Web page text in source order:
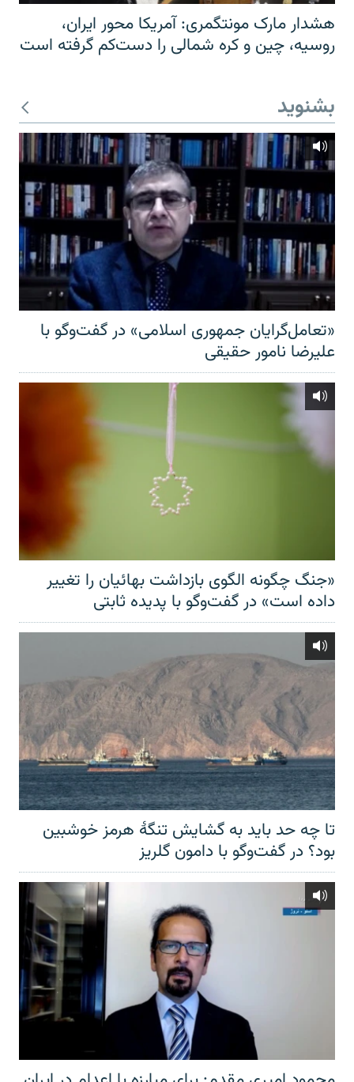
هشدار مارک مونتگمری: آمریکا محور ایران،
روسیه، چین و کره شمالی را دست‌کم گرفته است
بشنوید
«تعامل‌گرایان جمهوری اسلامی» در گفت‌وگو با
علیرضا نامور حقیقی
«جنگ چگونه الگوی بازداشت بهائیان را تغییر
داده است» در گفت‌وگو با پدیده ثابتی
تا چه حد باید به گشایش تنگهٔ هرمز خوشبین
بود؟ در گفت‌وگو با دامون گلریز